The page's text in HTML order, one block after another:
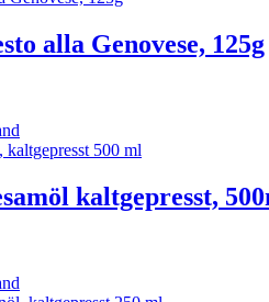
alla Genovese, 125g
kaltgepresst,